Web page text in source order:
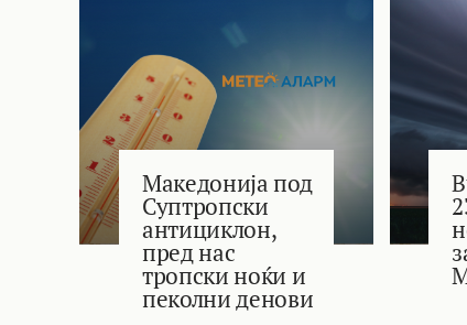
Македонија под
Суптропски
антициклон,
пред нас
тропски ноќи и
пеколни денови